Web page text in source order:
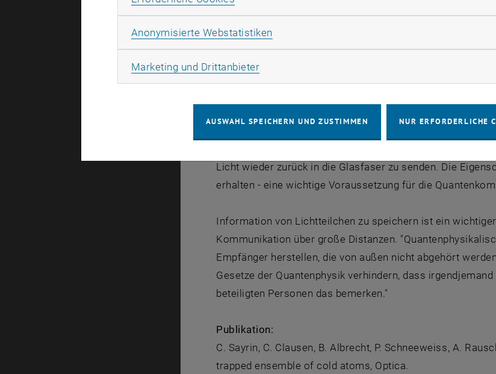
Im Experiment wurde deswegen zusätzlich noch ein
einen dritten Atomzustand koppelt. "Durch das
Photon nicht mehr wie sonst einfach absorbiert und
die Information des Photons kontrolliert auf ein Ensemble
zurückgelegt hätte, wurden im Experiment die Atome mit
Licht wieder zurück in die Glasfaser zu senden. Die
erhalten - eine wichtige Voraussetzung für die
Information von Lichtteilchen zu speichern ist ein
Kommunikation über große Distanzen.
Empfänger herstellen, die von außen nicht abgehört
Gesetze der Quantenphysik verhindern, dass
beteiligten Personen das bemerken."
Publikation:
C. Sayrin, C. Clausen, B. Albrecht, P. Schneeweiss, A.
trapped ensemble of cold atoms, Optica.
Anonymisierte Webstatistiken
Marketing und DrittanbieterMarketing Cookies zulassen
AUSWAHL SPEICHERN UND ZUSTIMMEN NUR ERFORDERLICHE